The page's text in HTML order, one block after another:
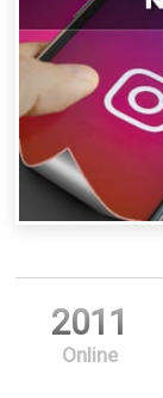
2011
Online